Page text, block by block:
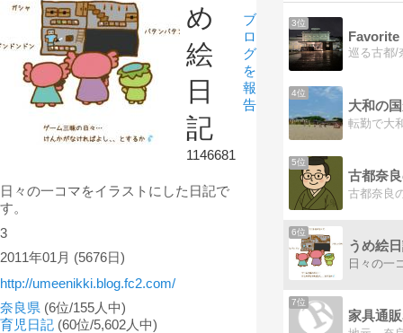
め
絵
日
記
1146681
ブ
ロ
グ
を
報
告
日々の一コマをイラストにした日記で
す。
3
2011年01月 (5676日)
http://umeenikki.blog.fc2.com/
奈良県 (6位/155人中)
育児日記 (60位/5,602人中)
3位
Favorite
巡る古都/
4位
大和の
5位
6位
うめ絵
日々の一
7位